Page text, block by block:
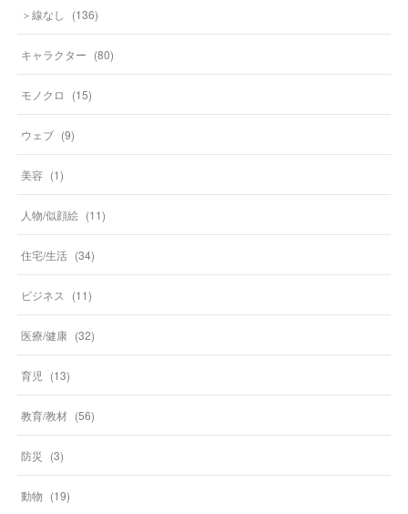
＞線なし (136)
キャラクター (80)
モノクロ (15)
ウェブ (9)
美容 (1)
人物/似顔絵 (11)
住宅/生活 (34)
ビジネス (11)
医療/健康 (32)
育児 (13)
教育/教材 (56)
防災 (3)
動物 (19)